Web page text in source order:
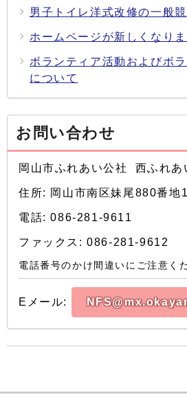
男子トイレ洋式改修の一般
ホームページが新しくなりま
ボランティア活動およびボ
について
お問い合わせ
岡山市ふれあい公社 西ふれあ
住所: 岡山市南区妹尾880番地1
電話: 086-281-9611
ファックス: 086-281-9612
電話番号のかけ間違いにご注意く
Eメール: